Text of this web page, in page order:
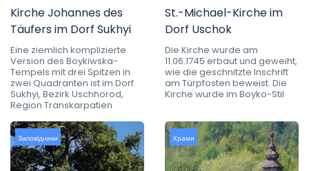
Kirche Johannes des
Täufers im Dorf Sukhyi
Eine ziemlich komplizierte
Version des Boykiwska-
Tempels mit drei Spitzen in
zwei Quadranten ist im Dorf
Sukhyi, Bezirk Uschhorod,
Region Transkarpatien
St.-Michael-Kirche im
Dorf Uschok
Die Kirche wurde am
11.06.1745 erbaut und geweiht,
wie die geschnitzte Inschrift
am Türpfosten beweist. Die
Kirche wurde im Boyko-Stil
Заповідники Храми